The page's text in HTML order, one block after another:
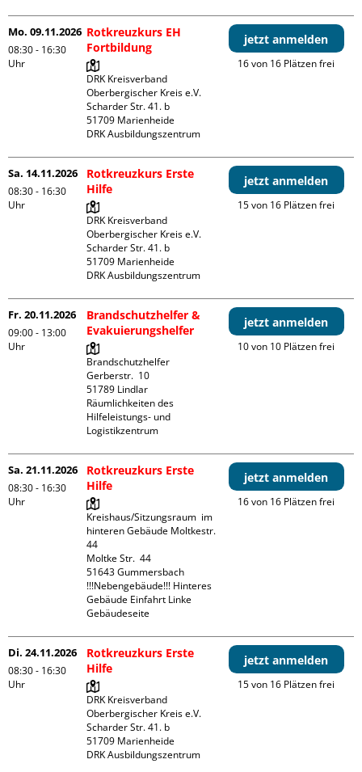
Mo. 09.11.2026
08:30 - 16:30
Uhr
Rotkreuzkurs EH
Fortbildung
DRK Kreisverband
Oberbergischer Kreis e.V.
Scharder Str. 41. b
51709 Marienheide
DRK Ausbildungszentrum
jetzt anmelden
16 von 16 Plätzen frei
Sa. 14.11.2026
08:30 - 16:30
Uhr
Rotkreuzkurs Erste
Hilfe
DRK Kreisverband
Oberbergischer Kreis e.V.
Scharder Str. 41. b
51709 Marienheide
DRK Ausbildungszentrum
jetzt anmelden
15 von 16 Plätzen frei
Fr. 20.11.2026
09:00 - 13:00
Uhr
Brandschutzhelfer &
Evakuierungshelfer
Brandschutzhelfer
Gerberstr.  10
51789 Lindlar
Räumlichkeiten des
Hilfeleistungs- und
Logistikzentrum
jetzt anmelden
10 von 10 Plätzen frei
Sa. 21.11.2026
08:30 - 16:30
Uhr
Rotkreuzkurs Erste
Hilfe
Kreishaus/Sitzungsraum  im
hinteren Gebäude Moltkestr.
44
Moltke Str.  44
51643 Gummersbach
!!!Nebengebäude!!! Hinteres
Gebäude Einfahrt Linke
Gebäudeseite
jetzt anmelden
16 von 16 Plätzen frei
Di. 24.11.2026
08:30 - 16:30
Uhr
Rotkreuzkurs Erste
Hilfe
DRK Kreisverband
Oberbergischer Kreis e.V.
Scharder Str. 41. b
51709 Marienheide
DRK Ausbildungszentrum
jetzt anmelden
15 von 16 Plätzen frei